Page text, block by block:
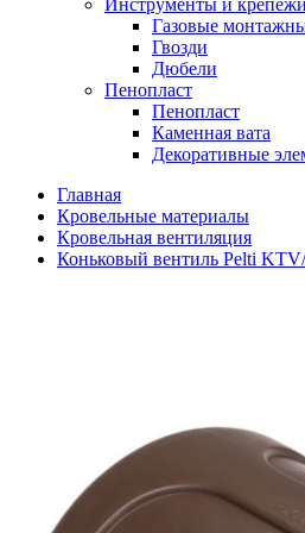
Инструменты и крепежи
Газовые
Гвозди
Дюбели
Пенопласт
Пенопласт
Каменная вата
Декоративные
Главная
Кровельные материалы
Кровельная вентиляция
Коньковый вентиль Pelti